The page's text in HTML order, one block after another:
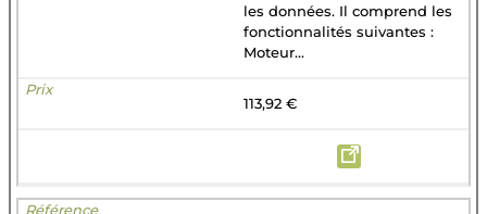
les données. Il comprend les
fonctionnalités suivantes :
Moteur...
113,92 €